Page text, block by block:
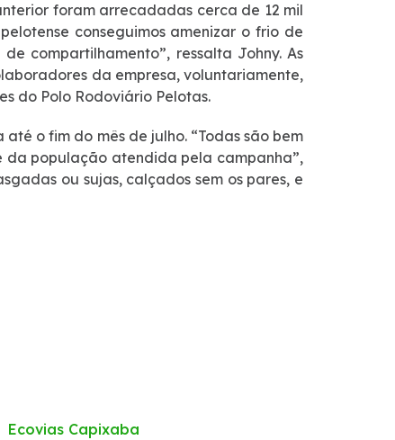
foram arrecadadas cerca de 12 mil
conseguimos amenizar o frio de
compartilhamento”, ressalta Johny. As
da empresa, voluntariamente,
do Polo Rodoviário Pelotas.
o fim do mês de julho. “Todas são bem
da população atendida pela campanha”,
ou sujas, calçados sem os pares, e
Ecovias Capixaba